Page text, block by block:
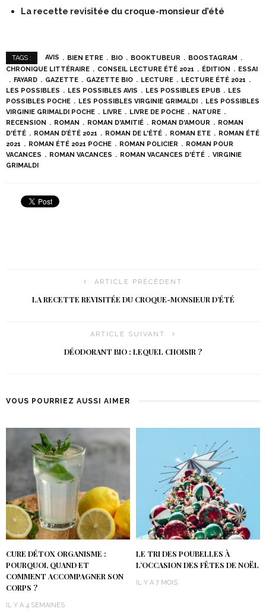
La recette revisitée du croque-monsieur d’été
TAGS : AVIS BIEN ETRE BIO BOOKTUBEUR
BOOSTAGRAM
CHRONIQUE LITTÉRAIRE
CONSEIL LECTURE ÉTÉ 2021 ÉDITION
ESSAI
FAYARD
GAZETTE GAZETTE BIO LECTURE
LECTURE ÉTÉ 2021
LES POSSIBLES
LES POSSIBLES AVIS LES POSSIBLES EPUB
LES
POSSIBLES POCHE
LES POSSIBLES VIRGINIE GRIMALDI
LES POSSIBLES
VIRGINIE GRIMALDI POCHE
LIVRE LIVRE DE POCHE
NATURE
RECENSION
ROMAN ROMAN D'AMITIÉ ROMAN D'AMOUR
ROMAN
D'ÉTÉ
ROMAN D’ÉTÉ 2021 ROMAN DE L'ÉTÉ ROMAN ETE
ROMAN ÉTÉ
2021
ROMAN ÉTÉ 2021 POCHE ROMAN POLICIER
ROMAN POUR
VACANCES
ROMAN VACANCES ROMAN VACANCES D'ÉTÉ
VIRGINIE
GRIMALDI
ARTICLE PRÉCÉDENT
LA RECETTE REVISITÉE DU CROQUE-MONSIEUR D’ÉTÉ
ARTICLE SUIVANT
DÉODORANT BIO : LEQUEL CHOISIR ?
VOUS POURRIEZ AUSSI AIMER
CURE DÉTOX ORGANISME :
POURQUOI, QUAND ET
COMMENT ACCOMPAGNER SON
CORPS ?
IL Y A 4 SEMAINES
LE TRI DES POUBELLES À
L’OCCASION DES FÊTES DE NOËL
IL Y A 7 MOIS